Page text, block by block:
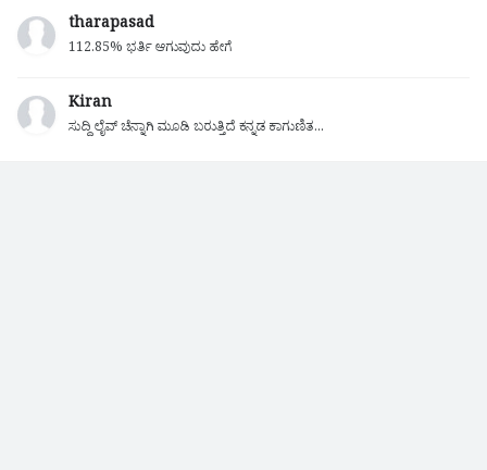
tharapasad
112.85% ಭರ್ತಿ ಆಗುವುದು ಹೇಗೆ
Kiran
ಸುದ್ದಿ ಲೈವ್ ಚೆನ್ನಾಗಿ ಮೂಡಿ ಬರುತ್ತಿದೆ ಕನ್ನಡ ಕಾಗುಣಿತ...